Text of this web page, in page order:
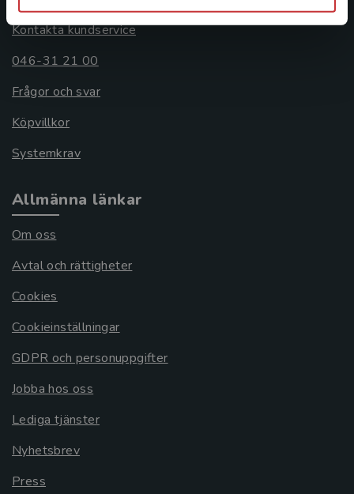
Kontakta kundservice
046-31 21 00
Frågor och svar
Köpvillkor
Systemkrav
Allmänna länkar
Om oss
Avtal och rättigheter
Cookies
Cookieinställningar
GDPR och personuppgifter
Jobba hos oss
Lediga tjänster
Nyhetsbrev
Press